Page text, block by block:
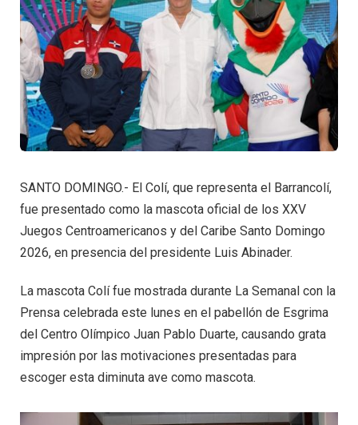
SANTO DOMINGO.- El Colí, que representa el Barrancolí,
fue presentado como la mascota oficial de los XXV
Juegos Centroamericanos y del Caribe Santo Domingo
2026, en presencia del presidente Luis Abinader.
La mascota Colí fue mostrada durante La Semanal con la
Prensa celebrada este lunes en el pabellón de Esgrima
del Centro Olímpico Juan Pablo Duarte, causando grata
impresión por las motivaciones presentadas para
escoger esta diminuta ave como mascota.